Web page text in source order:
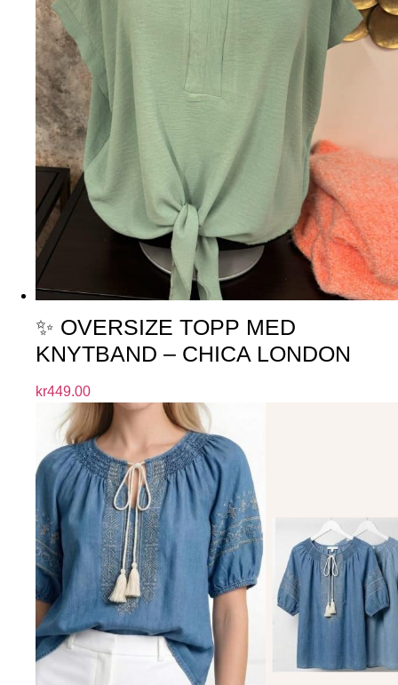
✨ OVERSIZE TOPP MED
KNYTBAND – CHICA LONDON
kr449.00